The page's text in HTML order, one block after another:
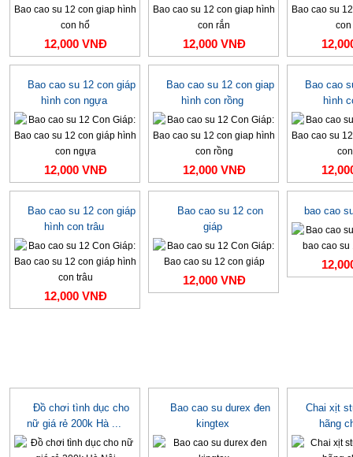
12,000 VNĐ 12,000 VNĐ
Bao cao su 12 con giáp
hình con ngựa
12,000 VNĐ
Bao cao su 12 con giap
hình con rồng
12,000 VNĐ
Bao cao
hình
Bao cao su 12 con giáp
hình con trâu
12,000 VNĐ
Bao cao su 12 con
giáp
12,000 VNĐ
bao cao
Đồ chơi tình dục cho
nữ giá rẻ 200k Hà ...
Bao cao su durex đen
kingtex
Chai xịt
hãng